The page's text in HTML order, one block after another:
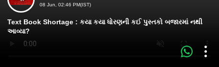
08 Jun, 02:46 PM(IST)
Text Book Shortage : કયા કયા ધોરણની કઈ પુસ્તકો બજારમાં નથી
આવ્યા?